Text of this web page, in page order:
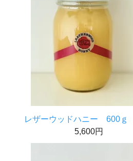
レザーウッドハニー 600ｇ
5,600円